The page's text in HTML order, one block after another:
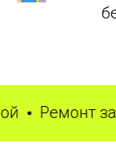
Ремонт за 1